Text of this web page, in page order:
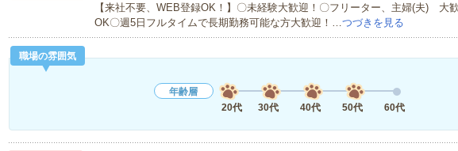
【来社不要、WEB登録OK！】〇未経験大歓迎！〇フリーター、主婦(夫) 大
OK〇週5日フルタイムで長期勤務可能な方大歓迎！…つづきを見る
職場の雰囲気
年齢層
20代
30代 40代 50代 60代